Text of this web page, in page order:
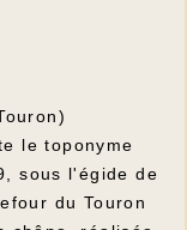
le toponyme
sous l'égide de
du Touron